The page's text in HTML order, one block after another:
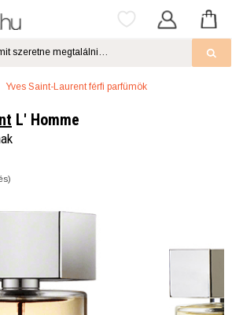
Yves Saint-Laurent férfi parfümök
L' Homme